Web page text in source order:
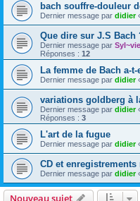
bach souffre-douleur
Dernier message par didier
Que dire sur J.S Bach
Dernier message par Syl~vie
Réponses : 12
La femme de Bach a-
Dernier message par didier
variations goldberg à
Dernier message par didier
Réponses : 3
L'art de la fugue
Dernier message par didier
CD et
Dernier message par didier
Nouveau sujet